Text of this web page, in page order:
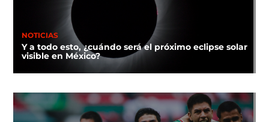
NOTICIAS
Y a todo esto, ¿cuándo será el próximo eclipse solar
visible en México?